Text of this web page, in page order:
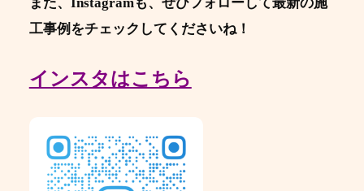
工事例をチェックしてくださいね！
インスタはこちら